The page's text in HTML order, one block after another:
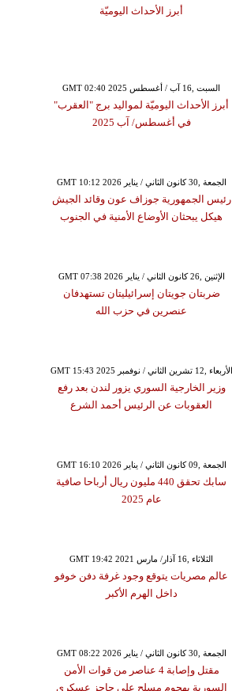
أبرز الأحداث اليوميّة
GMT 02:40 2025 السبت ,16 آب / أغسطس
أبرز الأحداث اليوميّة لمواليد برج "العقرب"
في أغسطس/ آب 2025
GMT 10:12 2026 الجمعة ,30 كانون الثاني / يناير
رئيس الجمهورية جوزاف عون وقائد الجيش
هيكل يبحثان الأوضاع الأمنية في الجنوب
GMT 07:38 2026 الإثنين ,26 كانون الثاني / يناير
ضربتان جويتان إسرائيليتان تستهدفان
عنصرين في حزب الله
GMT 15:43 2025 الأربعاء ,12 تشرين الثاني / نوفمبر
وزير الخارجية السوري يزور لندن بعد رفع
العقوبات عن الرئيس أحمد الشرع
GMT 16:10 2026 الجمعة ,09 كانون الثاني / يناير
سابك تحقق 440 مليون ريال أرباحا صافية
عام 2025
GMT 19:42 2021 الثلاثاء ,16 آذار/ مارس
عالم مصريات يتوقع وجود غرفة دفن خوفو
داخل الهرم الأكبر
GMT 08:22 2026 الجمعة ,30 كانون الثاني / يناير
مقتل وإصابة 4 عناصر من قوات الأمن
السورية بهجوم مسلح على حاجز عسكري